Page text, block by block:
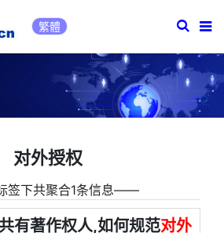
繁體
对外授权
下共聚合1条信息――
有著作权人,如何规范对外